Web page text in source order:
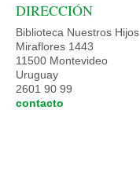
DIRECCIÓN
Biblioteca Nuestros Hijos
Miraflores 1443
11500 Montevideo
Uruguay
2601 90 99
contacto